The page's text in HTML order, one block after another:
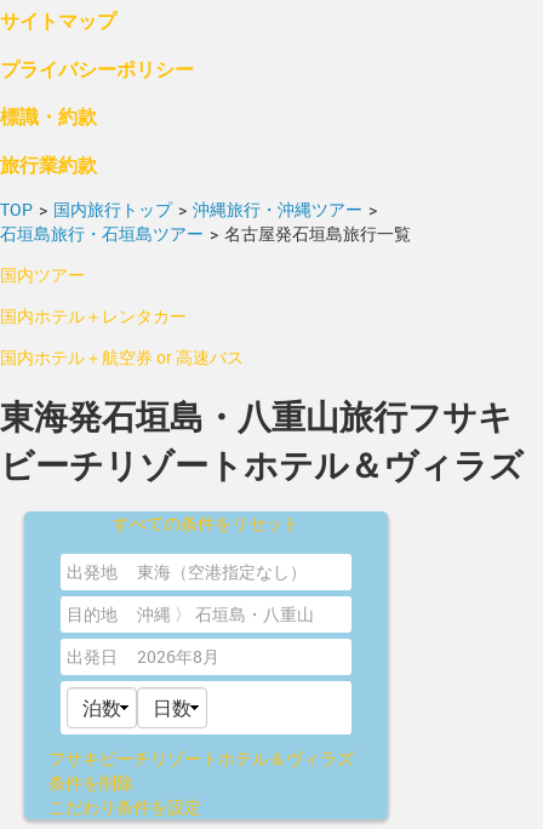
サイトマップ
プライバシーポリシー
標識・約款
旅行業約款
TOP > 国内旅行トップ > 沖縄旅行・沖縄ツアー >
石垣島旅行・石垣島ツアー > 名古屋発石垣島旅行一覧
国内ツアー
国内ホテル＋レンタカー
国内ホテル＋航空券 or 高速バス
東海発石垣島・八重山旅行フサキ
ビーチリゾートホテル＆ヴィラズ
すべての条件をリセット
出発地
東海（空港指定なし）
目的地
沖縄 〉 石垣島・八重山
出発日
2026年8月
フサキビーチリゾートホテル＆ヴィラズ
条件を削除
こだわり条件を設定